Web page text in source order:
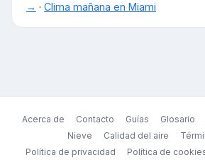
→ · Clima mañana en Miami
Acerca de Contacto Guías Glosario
Nieve
Calidad del aire
Política de privacidad
Política de